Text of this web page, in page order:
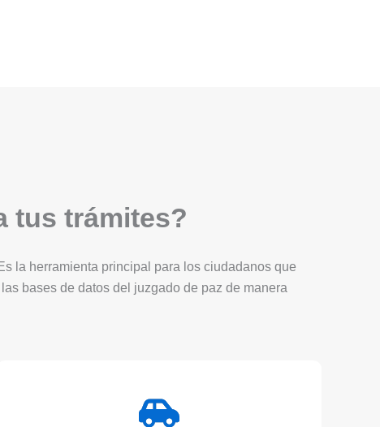
tus trámites?
la herramienta principal para los ciudadanos que
bases de datos del juzgado de paz de manera